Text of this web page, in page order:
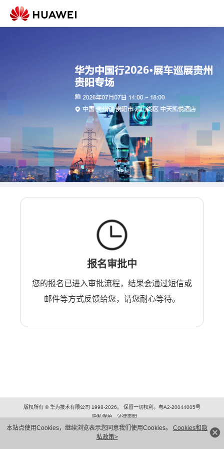
本站点使用Cookies，继续浏览表示您同意我们使用Cookies。 Cookies和隐
私政策>
报名审批中
您的报名已进入审批流程，结果会通过短信或
邮件等方式反馈给您，请您耐心等待。
版权所有 © 华为技术有限公司 1998-2026。 保留一切权利。粤A2-20044005号
隐私保护
法律声明